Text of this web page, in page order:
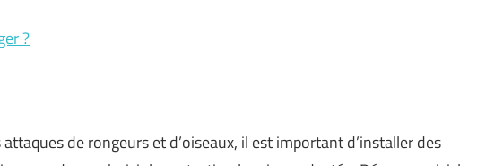
?
de rongeurs et d’oiseaux, il est important d’installer des